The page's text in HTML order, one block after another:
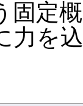
固定
力を